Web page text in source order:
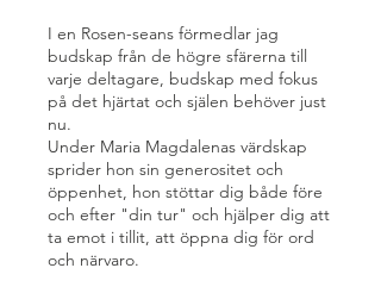
I en Rosen-seans förmedlar jag
budskap från de högre sfärerna till
varje deltagare, budskap med fokus
på det hjärtat och själen behöver just
nu.
Under Maria Magdalenas värdskap
sprider hon sin generositet och
öppenhet, hon stöttar dig både före
och efter "din tur" och hjälper dig att
ta emot i tillit, att öppna dig för ord
och närvaro.